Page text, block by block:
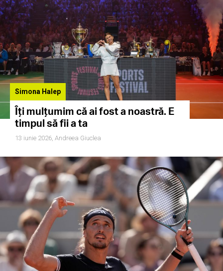
Simona Halep
Îți mulțumim că ai fost a noastră. E
timpul să fii a ta
13 iunie 2026, Andreea Giuclea